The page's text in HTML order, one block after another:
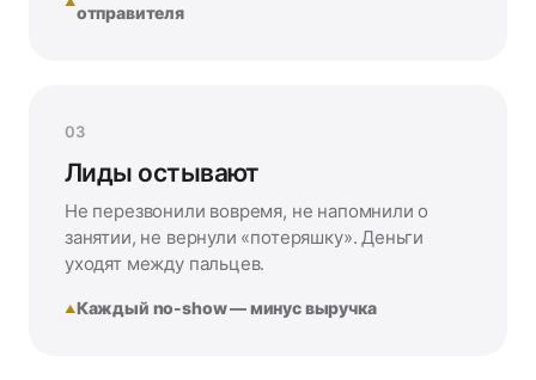
отправителя
03
Лиды остывают
Не перезвонили вовремя, не напомнили о
занятии, не вернули «потеряшку». Деньги
уходят между пальцев.
Каждый no-show — минус выручка